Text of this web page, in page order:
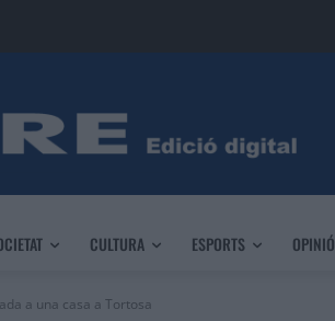
CULTURA ESPORTS OPINIÓ
a una casa a Tortosa